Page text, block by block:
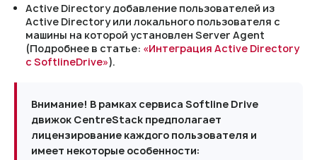
Active Directory добавление пользователей из
Active Directory или локального пользователя с
машины на которой установлен Server Agent
(Подробнее в статье: «Интеграция Active Directory
с SoftlineDrive»).
Внимание! В рамках сервиса Softline Drive
движок CentreStack предполагает
лицензирование каждого пользователя и
имеет некоторые особенности: